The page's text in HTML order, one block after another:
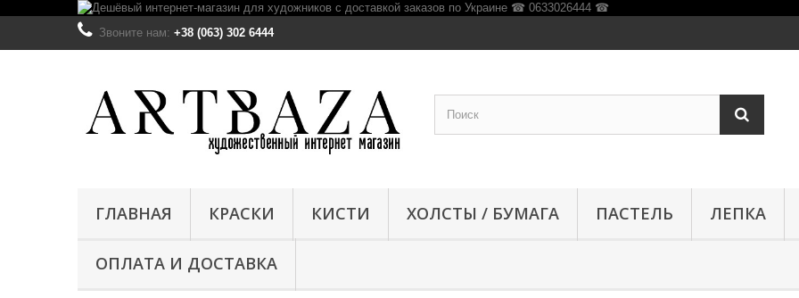
Звоните нам: +38 (063) 302 6444
ГЛАВНАЯ КРАСКИ КИСТИ ХОЛСТЫ / БУМАГА ПАСТЕЛЬ ЛЕПКА
ОПЛАТА И ДОСТАВКА